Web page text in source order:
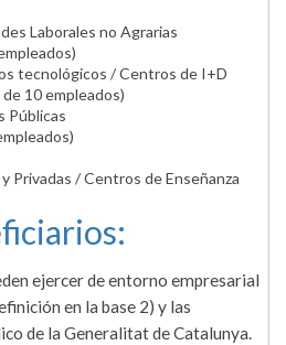
Laborales no Agrarias
tecnológicos / Centros de I+D
10 empleados)
Públicas
Privadas / Centros de Enseñanza
ejercer de entorno empresarial
en la base 2) y las
de la Generalitat de Catalunya.